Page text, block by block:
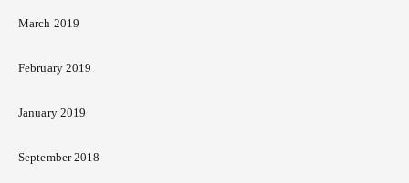
March 2019
February 2019
January 2019
September 2018